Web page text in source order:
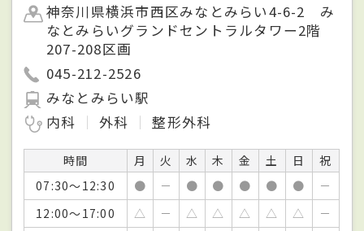
神奈川県横浜市西区みなとみらい4-6-2 み
なとみらいグランドセントラルタワー2階
207-208区画
045-212-2526
みなとみらい駅
内科
外科 整形外科
時間 月 火 水 木 金 土 日
祝
07:30～12:30
● － ● ● ● ● ●
－
12:00～17:00
△ － △ △ △ △ △
－